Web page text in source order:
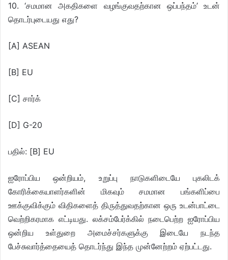
10. ‘சமமான அகதிகளை வழங்குவதற்கான ஒப்பந்தம்’ உடன்
தொடர்புடையது எது?
[A] ASEAN
[B] EU
[C] சார்க்
[D] G-20
பதில்: [B] EU
ஐரோப்பிய ஒன்றியம், உறுப்பு நாடுகளிடையே புகலிடக்
கோரிக்கையாளர்களின் மிகவும் சமமான பங்களிப்பை
ஊக்குவிக்கும் விதிகளைத் திருத்துவதற்கான ஒரு உடன்பாட்டை
வெற்றிகரமாக எட்டியது. லக்சம்பேர்க்கில் நடைபெற்ற ஐரோப்பிய
ஒன்றிய உள்துறை அமைச்சர்களுக்கு இடையே நடந்த
பேச்சுவார்த்தையைத் தொடர்ந்து இந்த முன்னேற்றம் ஏற்பட்டது.